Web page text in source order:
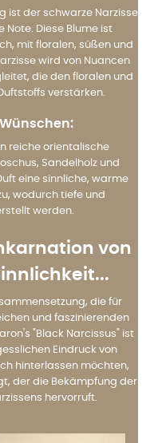
ist der schwarze Narzisse
Diese Blume ist
mit floralen, süßen und
wird von Nuancen
die den floralen und
verstärken.
reiche orientalische
Sandelholz und
eine sinnliche, warme
wodurch tiefe und
werden.
von
...
die für
und faszinierenden
"Black Narcissus" ist
Eindruck von
hinterlassen möchten,
der die Bekämpfung der
hervorruft.